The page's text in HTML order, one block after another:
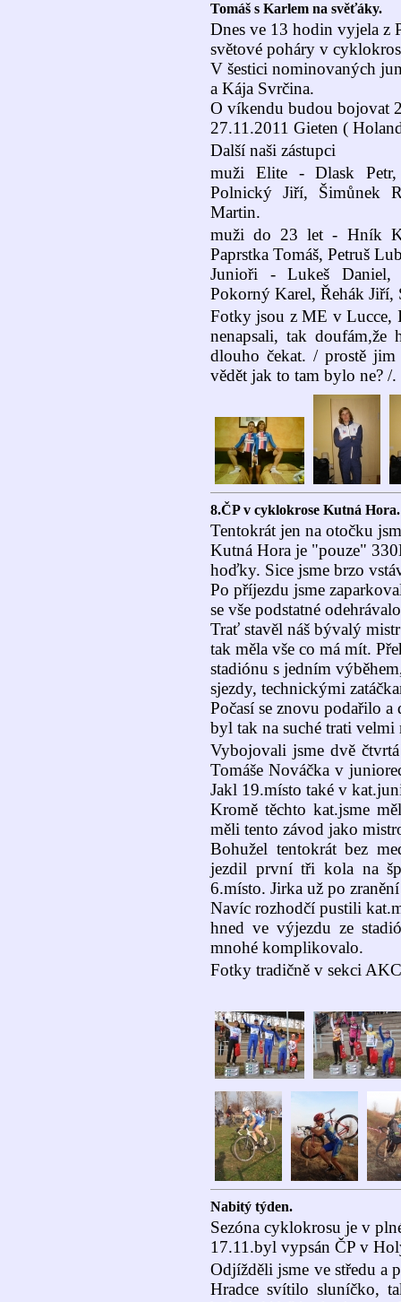
Tomáš s Karlem na svěťáky.
Dnes ve 13 hodin vyjela z
světové poháry v
V šestici nominovaných
a Kája Svrčina.
O víkendu budou bojovat
27.11.2011 Gieten (
Další naši zástupci
muži Elite - Dlask
Polnický Jiří, Šimůnek
Martin.
muži do 23 let - Hník
Paprstka Tomáš, Petruš
Junioři - Lukeš Daniel,
Pokorný Karel, Řehák Jiří,
Fotky jsou z ME v Lucce,
nenapsali, tak
dlouho čekat. / prostě
vědět jak to tam bylo ne? /.
8.ČP v cyklokrose Kutná Hora.
Tentokrát jen na otočku
Kutná Hora je "pouze"
hoďky. Sice jsme brzo
Po příjezdu jsme
se vše podstatné
Trať stavěl náš bývalý
tak měla vše co má mít.
stadiónu s jedním
sjezdy, technickými
Počasí se znovu podařilo
byl tak na suché trati
Vybojovali jsme dvě
Tomáše Nováčka v
Jakl 19.místo také v
Kromě těchto kat.jsme
měli tento závod jako
Bohužel tentokrát bez
jezdil první tři kola na
6.místo. Jirka už po
Navíc rozhodčí pustili
hned ve výjezdu ze
mnohé komplikovalo.
Fotky tradičně v sekci
Nabitý týden.
Sezóna cyklokrosu je v
17.11.byl vypsán ČP v
Odjížděli jsme ve středu a
Hradce svítilo sluníčko,